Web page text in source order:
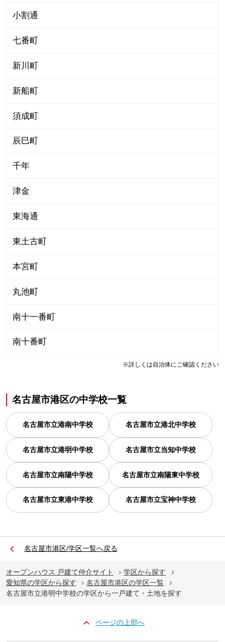
小割通
七番町
新川町
新船町
須成町
辰巳町
千年
津金
東海通
東土古町
本宮町
丸池町
南十一番町
南十番町
※詳しくは自治体にご確認ください
名古屋市港区の中学校一覧
名古屋市立港南中学校 名古屋市立港北中学校
名古屋市立港明中学校 名古屋市立当知中学校
名古屋市立南陽中学校 名古屋市立南陽東中学校
名古屋市立東港中学校 名古屋市立宝神中学校
名古屋市港区/学区一覧へ戻る
オープンハウス 戸建て仲介サイト
学区から探す
愛知県の学区から探す
名古屋市港区の学区一覧
名古屋市立港明中学校の学区から一戸建て・土地を探す
ページの上部へ